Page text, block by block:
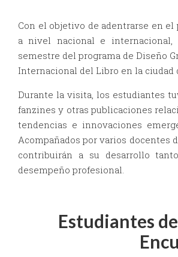
Con el objetivo de adentrarse en
a nivel nacional e internacional,
semestre del programa de Diseño
Internacional del Libro en la ciudad
Durante la visita, los estudiantes
fanzines y otras publicaciones
tendencias e innovaciones
Acompañados por varios docentes
contribuirán a su desarrollo
desempeño profesional.
Estudiantes